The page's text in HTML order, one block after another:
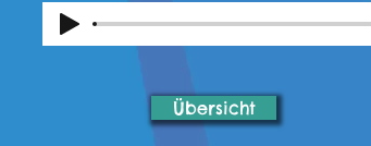
Übersicht